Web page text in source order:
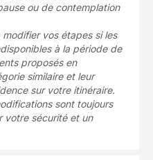
ou de contemplation
vos étapes si les
à la période de
proposés en
similaire et leur
sur votre itinéraire.
sont toujours
votre sécurité et un